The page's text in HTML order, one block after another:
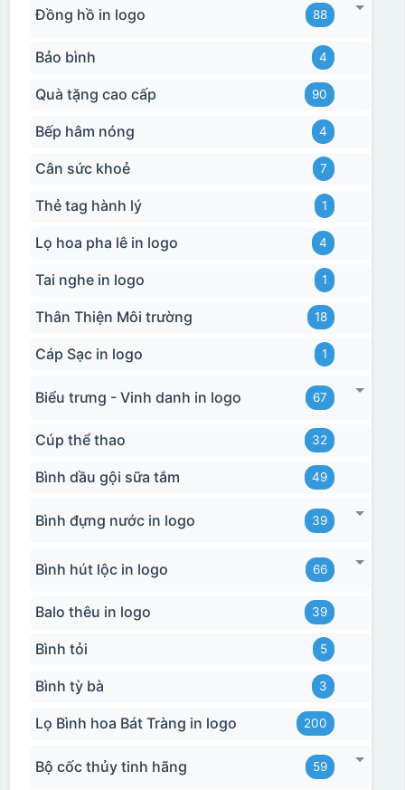
Đồng hồ in logo 88
Bảo bình 4
Quà tặng cao cấp 90
Bếp hâm nóng 4
Cân sức khoẻ 7
Thẻ tag hành lý 1
Lọ hoa pha lê in logo 4
Tai nghe in logo 1
Thân Thiện Môi trường 18
Cáp Sạc in logo 1
Biểu trưng - Vinh danh in logo 67
Cúp thể thao 32
Bình dầu gội sữa tắm 49
Bình đựng nước in logo 39
Bình hút lộc in logo 66
Balo thêu in logo 39
Bình tỏi 5
Bình tỳ bà 3
Lọ Bình hoa Bát Tràng in logo 200
Bộ cốc thủy tinh hãng 59